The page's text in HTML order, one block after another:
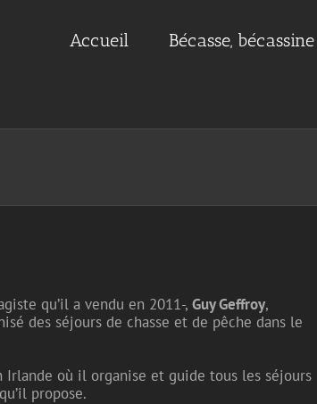
Accueil Bécasse, bécassine
qu’il a vendu en 2011-, Guy Geffroy,
des séjours de chasse et de pêche dans le
Irlande où il organise et guide tous les séjours
propose.